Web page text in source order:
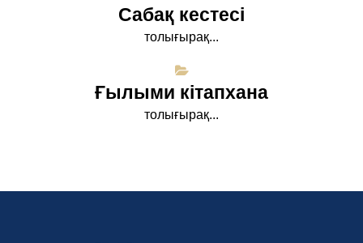
Сабақ кестесі
толығырақ...
Ғылыми кітапхана
толығырақ...